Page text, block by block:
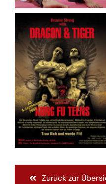
Zurück zur